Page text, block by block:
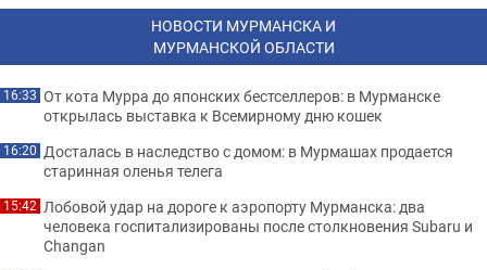
НОВОСТИ МУРМАНСКА И
МУРМАНСКОЙ ОБЛАСТИ
16:33 От кота Мурра до японских бестселлеров: в Мурманске
открылась выставка к Всемирному дню кошек
16:20 Досталась в наследство с домом: в Мурмашах продается
старинная оленья телега
15:42 Лобовой удар на дороге к аэропорту Мурманска: два
человека госпитализированы после столкновения Subaru и
Changan